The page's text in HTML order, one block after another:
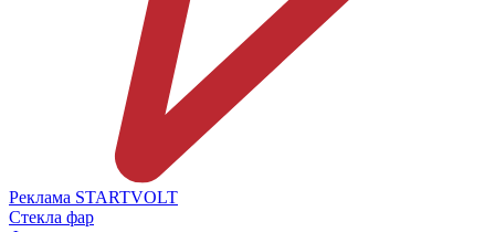
Реклама STARTVOLT
Стекла фар